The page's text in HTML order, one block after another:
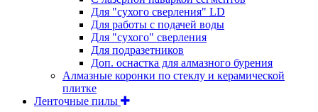
Для "сухого сверления" LD
Для работы с подачей воды
Для "сухого" сверления
Для подразетников
Доп. оснастка для алмазного бурения
Алмазные коронки по стеклу и керамической
плитке
Ленточные пилы